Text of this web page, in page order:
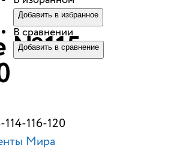
№115-
116-120
Мира
Добавить в избранное
В сравнении
Добавить в сравнение